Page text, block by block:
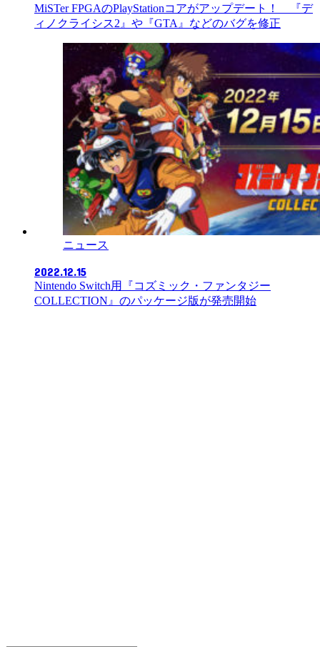
MiSTer FPGAのPlayStationコアがアップデート！ 『デ
ィノクライシス2』や『GTA』などのバグを修正
ニュース
2022.12.15
Nintendo Switch用『コズミック・ファンタジー
COLLECTION』のパッケージ版が発売開始